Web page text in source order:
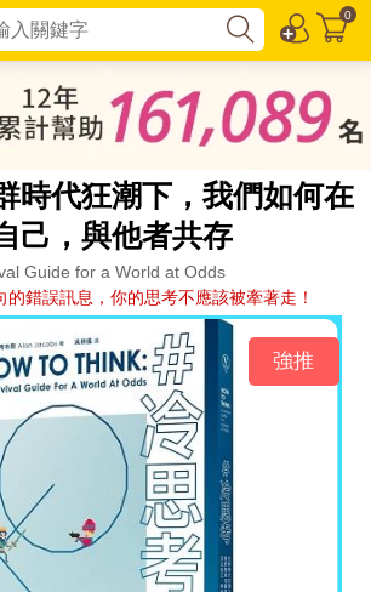
0
時代狂潮下，我們如何在
己，與他者共存
Guide for a World at Odds
錯誤訊息，你的思考不應該被牽著走！
強推